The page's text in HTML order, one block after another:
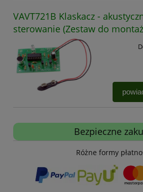
VAVT721B Klaskacz -
sterowanie (Zestaw do
Bezpieczne
Różne formy